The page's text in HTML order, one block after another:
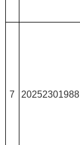
7 20252301988